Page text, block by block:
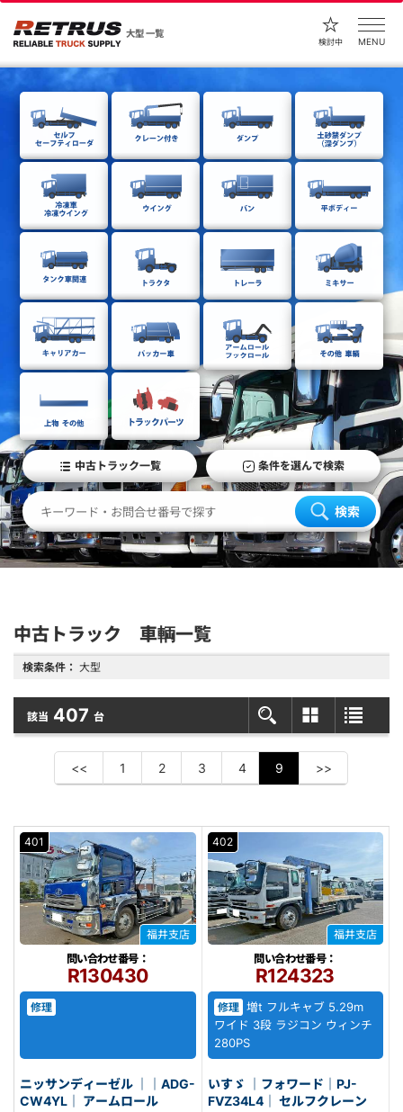
大型 一覧
検討中 MENU
中古トラック一覧 条件を選んで検索
検索
中古トラック 車輌一覧
検索条件： 大型
該当 407 台
<< 1 2 3 4 9 >>
401
福井支店
問い合わせ番号：
R130430
修理
ニッサンディーゼル ｜｜ADG-
CW4YL｜ アームロール
402
福井支店
問い合わせ番号：
R124323
修理 増t フルキャブ 5.29m
ワイド 3段 ラジコン ウィンチ
280PS
いすゞ ｜フォワード｜PJ-
FVZ34L4｜ セルフクレーン